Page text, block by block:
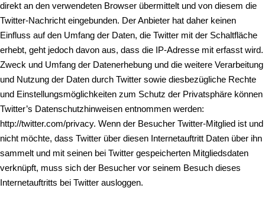
direkt an den verwendeten Browser übermittelt und von diesem die
Twitter-Nachricht eingebunden. Der Anbieter hat daher keinen
Einfluss auf den Umfang der Daten, die Twitter mit der Schaltfläche
erhebt, geht jedoch davon aus, dass die IP-Adresse mit erfasst wird.
Zweck und Umfang der Datenerhebung und die weitere Verarbeitung
und Nutzung der Daten durch Twitter sowie diesbezügliche Rechte
und Einstellungsmöglichkeiten zum Schutz der Privatsphäre können
Twitter’s Datenschutzhinweisen entnommen werden:
http://twitter.com/privacy. Wenn der Besucher Twitter-Mitglied ist und
nicht möchte, dass Twitter über diesen Internetauftritt Daten über ihn
sammelt und mit seinen bei Twitter gespeicherten Mitgliedsdaten
verknüpft, muss sich der Besucher vor seinem Besuch dieses
Internetauftritts bei Twitter ausloggen.